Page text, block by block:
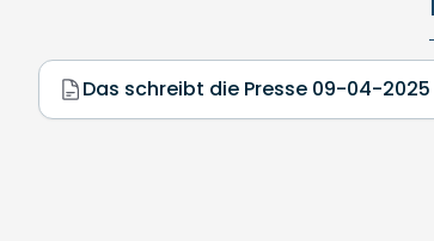
Das schreibt die Presse 09-04-2025